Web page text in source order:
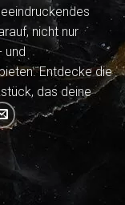
nicht nur
und
Entdecke die
das deine